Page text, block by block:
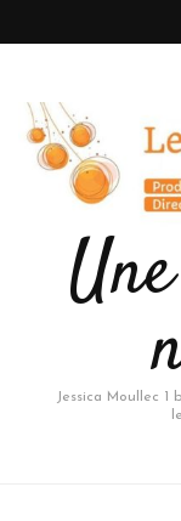
Jessica Moullec